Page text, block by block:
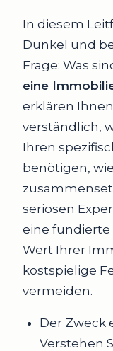
In diesem
Dunkel und
Frage: Was
eine
erklären
verständlich,
Ihren
benötigen,
seriösen
eine fundierte
Wert Ihrer
kostspielige
vermeiden.
Der Zweck
Verstehen